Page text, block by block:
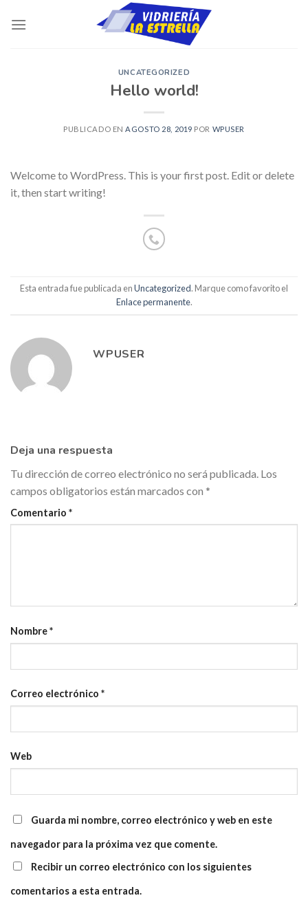
UNCATEGORIZED
Hello world!
PUBLICADO EN AGOSTO 28, 2019 POR WPUSER
Welcome to WordPress. This is your first post. Edit or delete
it, then start writing!
Esta entrada fue publicada enUncategorized. Marque como favorito el
Enlace permanente.
WPUSER
Deja una respuesta
Tu dirección de correo electrónico no será publicada. Los
campos obligatorios están marcados con *
Comentario *
Nombre*
Correo electrónico *
Web
Guarda mi nombre, correo electrónico y web en este
navegador para la próxima vez que comente.
Recibir un correo electrónico con los siguientes
comentarios a esta entrada.